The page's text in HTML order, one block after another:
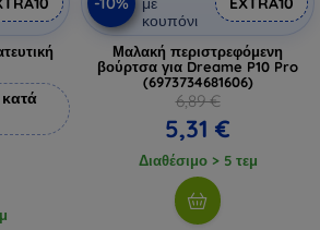
κουπόνι
Μαλακή περιστρεφόμενη
βούρτσα για Dreame P10 Pro
(6973734681606)
6,89 €
5,31 €
Διαθέσιμο > 5 τεμ